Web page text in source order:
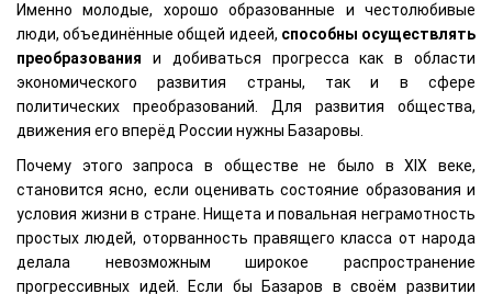
Именно молодые, хорошо образованные и честолюбивые
люди, объединённые общей идеей, способны осуществлять
преобразования и добиваться прогресса как в области
экономического развития страны, так и в сфере
политических преобразований. Для развития общества,
движения его вперёд России нужны Базаровы.
Почему этого запроса в обществе не было в XIX веке,
становится ясно, если оценивать состояние образования и
условия жизни в стране. Нищета и повальная неграмотность
простых людей, оторванность правящего класса от народа
делала невозможным широкое распространение
прогрессивных идей. Если бы Базаров в своём развитии